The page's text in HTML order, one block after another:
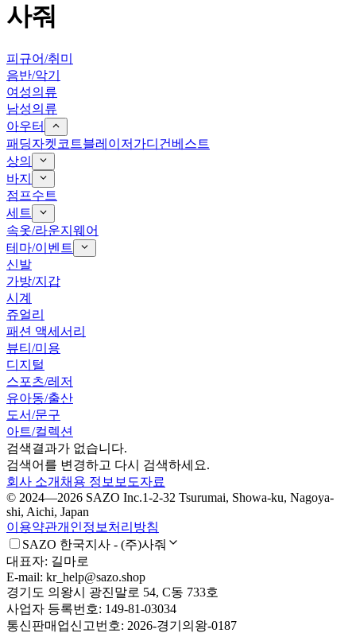
사줘
피규어/취미
음반/악기
여성의류
남성의류
아우터
패딩자켓 코트블레이저 가디건 베스트
상의
바지
점프수트
세트
속옷/라운지웨어
테마/이벤트
신발
가방/지갑
시계
쥬얼리
패션 액세서리
뷰티/미용
디지털
스포츠/레저
유아동/출산
도서/문구
아트/컬렉션
검색결과가 없습니다.
검색어를 변경하고 다시 검색하세요.
회사 소개 채용 정보 보도자료
© 2024—2026 SAZO Inc.1-2-32 Tsurumai, Showa-ku, Nagoya-
shi, Aichi, Japan
이용약관개인정보처리방침
SAZO 한국지사 - (주)사줘
대표자: 길마로
E-mail: kr_help@sazo.shop
경기도 의왕시 광진말로 54, C동 733호
사업자 등록번호: 149-81-03034
통신판매업신고번호: 2026-경기의왕-0187